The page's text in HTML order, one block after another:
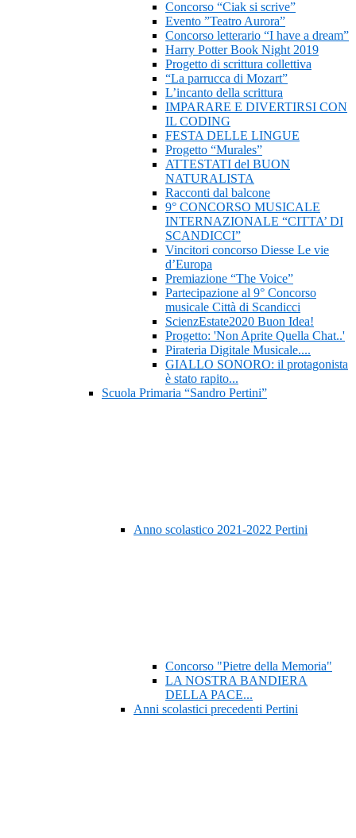
Concorso “Ciak si scrive”
Evento ”Teatro Aurora”
Concorso letterario “I have a dream”
Harry Potter Book Night 2019
Progetto di scrittura collettiva
“La parrucca di Mozart”
L’incanto della scrittura
IMPARARE E DIVERTIRSI CON
IL CODING
FESTA DELLE LINGUE
Progetto “Murales”
ATTESTATI del BUON
NATURALISTA
Racconti dal balcone
9° CONCORSO MUSICALE
INTERNAZIONALE “CITTA’ DI
SCANDICCI”
Vincitori concorso Diesse Le vie
d’Europa
Premiazione “The Voice”
Partecipazione al 9° Concorso
musicale Città di Scandicci
ScienzEstate2020 Buon Idea!
Progetto: 'Non Aprite Quella Chat..'
Pirateria Digitale Musicale....
GIALLO SONORO: il protagonista
è stato rapito...
Scuola Primaria “Sandro Pertini”
Anno scolastico 2021-2022 Pertini
Concorso "Pietre della Memoria"
LA NOSTRA BANDIERA
DELLA PACE...
Anni scolastici precedenti Pertini